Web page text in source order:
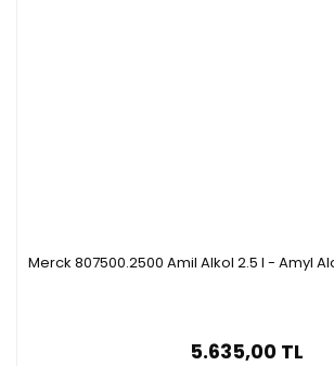
Merck 807500.2500 Amil Alkol 2.5 l - Amyl
5.635,00 TL